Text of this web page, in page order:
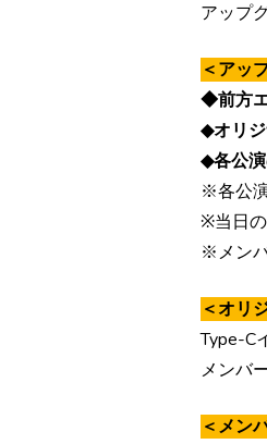
アップ
＜アッ
◆前方
◆オリ
◆各公
※各公
※当日
※メン
＜オリ
Type-C
メンバ
＜メン